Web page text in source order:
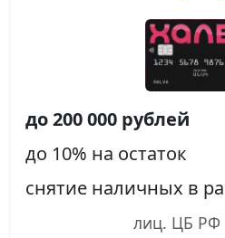
до 200 000 рублей
до 10% на остаток
снятие наличных в
лиц. ЦБ